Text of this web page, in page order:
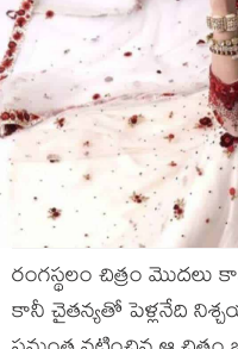
రంగస్థలం చిత్రం మొదలు
కానీ చైతన్యతో పెళ్లనేది